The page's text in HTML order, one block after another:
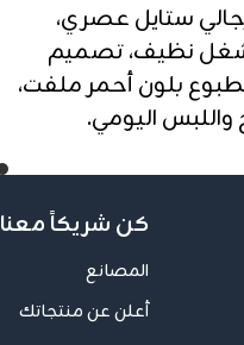
ستايل عصري،
نظيف، تصميم
بلون أحمر ملفت،
اليومي.
كن شريكاً معنا
المصانع
أعلن عن منتجاتك